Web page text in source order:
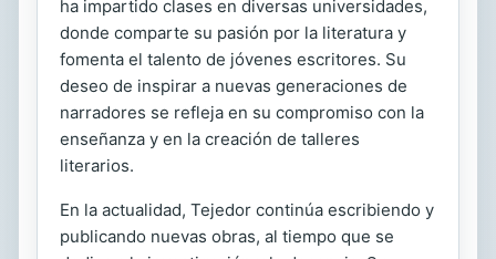
ha impartido clases en diversas universidades,
donde comparte su pasión por la literatura y
fomenta el talento de jóvenes escritores. Su
deseo de inspirar a nuevas generaciones de
narradores se refleja en su compromiso con la
enseñanza y en la creación de talleres
literarios.
En la actualidad, Tejedor continúa escribiendo y
publicando nuevas obras, al tiempo que se